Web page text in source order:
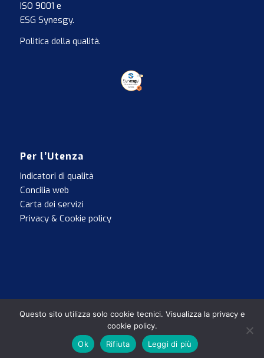
ISO 9001 e
ESG Synesgy.
Politica della qualità.
Per l’Utenza
Indicatori di qualità
Concilia web
Carta dei servizi
Privacy & Cookie policy
Aetherna | Aetherna S.r.l. | P.IVA e C.F. 02603150125 | Codice SDI:
SUBM70N | REA: 308835 | Cap. Soc. €: 28.286,28 |
pec@pec.aetherna.com |Manuale Operativo PEC
Questo sito utilizza solo cookie tecnici. Visualizza la privacy e
cookie policy.
Ok
Rifiuta Leggi di più